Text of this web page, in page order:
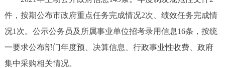
ENGLISH 한국어 日本語
DEUTSCH FRANÇAIS РУССКИЙ ЯЗЫК
件，按期公布市政府重点任务完成情况2次、绩效任务完成情
况1次。公示公务员及所属事业单位招考录用信息16条，按统
一要求公布部门年度预、决算信息、行政事业性收费、政府
集中采购相关情况。